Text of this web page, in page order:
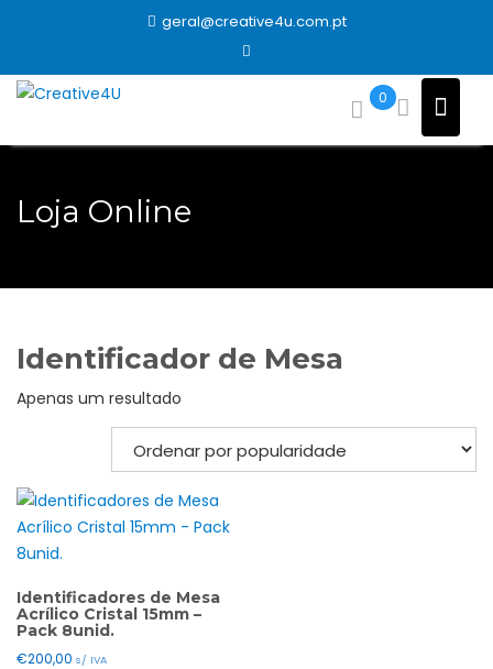
geral@creative4u.com.pt
0
Loja Online
Identificador de Mesa
Apenas um resultado
Identificadores de Mesa
Acrílico Cristal 15mm –
Pack 8unid.
€200,00 s/ IVA